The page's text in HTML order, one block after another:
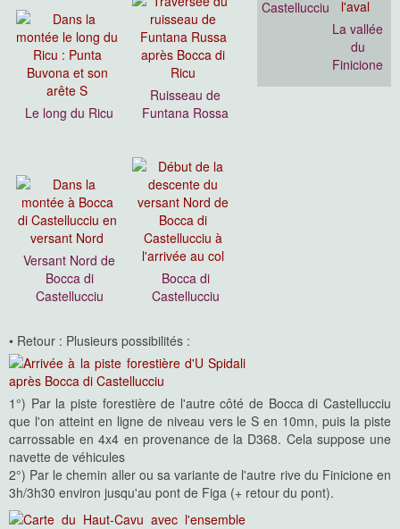
Castellucciu
La vallée
du
Finicione
Le long du Ricu
Ruisseau de
Funtana Rossa
Versant Nord de
Bocca di
Castellucciu
Bocca di
Castellucciu
• Retour : Plusieurs possibilités :
1°) Par la piste forestière de l'autre côté de Bocca di Castellucciu
que l'on atteint en ligne de niveau vers le S en 10mn, puis la piste
carrossable en 4x4 en provenance de la D368. Cela suppose une
navette de véhicules
2°) Par le chemin aller ou sa variante de l'autre rive du Finicione en
3h/3h30 environ jusqu'au pont de Figa (+ retour du pont).